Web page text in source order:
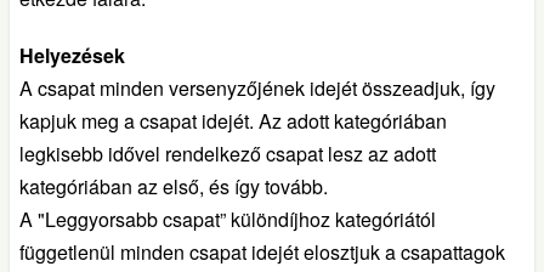
Helyezések
A csapat minden versenyzőjének idejét összeadjuk, így
kapjuk meg a csapat idejét. Az adott kategóriában
legkisebb idővel rendelkező csapat lesz az adott
kategóriában az első, és így tovább.
A "Leggyorsabb csapat” különdíjhoz kategóriától
függetlenül minden csapat idejét elosztjuk a csapattagok